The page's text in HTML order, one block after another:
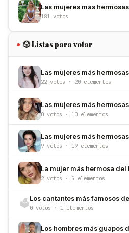
Las mujeres más
181 votos
🎲 Listas para votar
Las mujeres más
22 votos · 20 elementos
Las mujeres más
0 votos · 10 elementos
Las mujeres más
9 votos · 19 elementos
La mujer más hermosa
2 votos · 5 elementos
🗳️ Los cantantes más famosos
0 votos · 1 elementos
Los hombres más guapos